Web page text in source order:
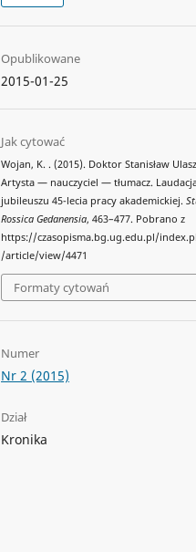
Opublikowane
2015-01-25
Jak cytować
Wojan, K. . (2015). Doktor Stanisław
Artysta — nauczyciel — tłumacz.
jubileuszu 45-lecia pracy akademickiej.
Rossica Gedanensia, 463–477. Pobrano z
https://czasopisma.bg.ug.edu.pl/
/article/view/4471
Formaty cytowań
Numer
Nr 2 (2015)
Dział
Kronika